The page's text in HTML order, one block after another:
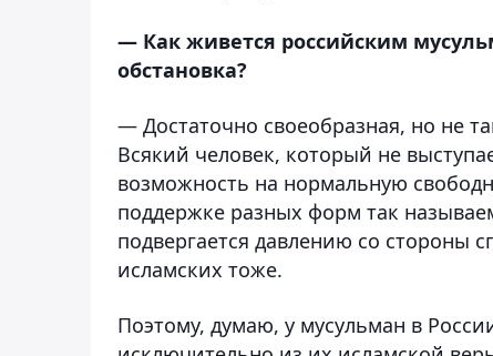
— Как живется российским
обстановка?
— Достаточно своеобразная, но не
Всякий человек, который не
возможность на нормальную
поддержке разных форм так
подвергается давлению со стороны
исламских тоже.
Поэтому, думаю, у мусульман в